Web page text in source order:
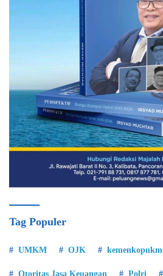
Tag Populer
UMKM OJK kemenkopukm
Otoritas Jasa Keuangan Polri